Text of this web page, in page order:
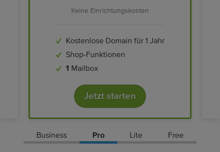
Keine Einrichtungskosten
Kostenlose Domain für 1 Jahr
Shop-Funktionen
1 Mailbox
Jetzt starten
Business Pro Lite Free